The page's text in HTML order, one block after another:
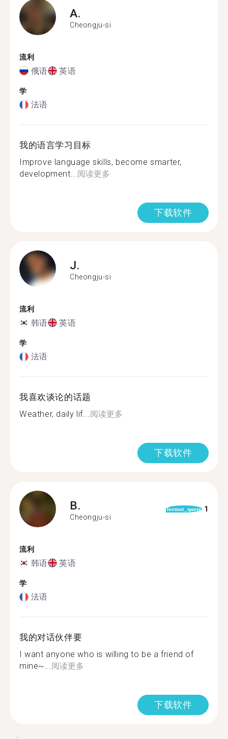
A.
Cheongju-si
流利
俄语 英语
学
法语
我的语言学习目标
Improve language skills, become smarter,
development...阅读更多
下载软件
J.
Cheongju-si
流利
韩语 英语
学
法语
我喜欢谈论的话题
Weather, daily lif...阅读更多
下载软件
B.
Cheongju-si
format_quote 1
流利
韩语 英语
学
法语
我的对话伙伴要
I want anyone who is willing to be a friend of
mine~...阅读更多
下载软件